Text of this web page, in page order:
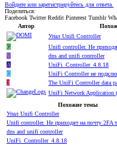
Войдите или зарегистрируйтесь для ответа.
Поделиться:
Facebook Twitter Reddit Pinterest Tumblr
Автор
Упал Unifi Controller
G
Unifi controller. Не
V
dns and unifi controller
А
UniFi_Controller_4.8.18
G
UniFi Controller не
3
The UniFi Controller data
UniFi Network Application
Похожие темы
Упал Unifi Controller
Unifi controller. Не приходят на почту 2FA
dns and unifi controller
UniFi_Controller_4.8.18